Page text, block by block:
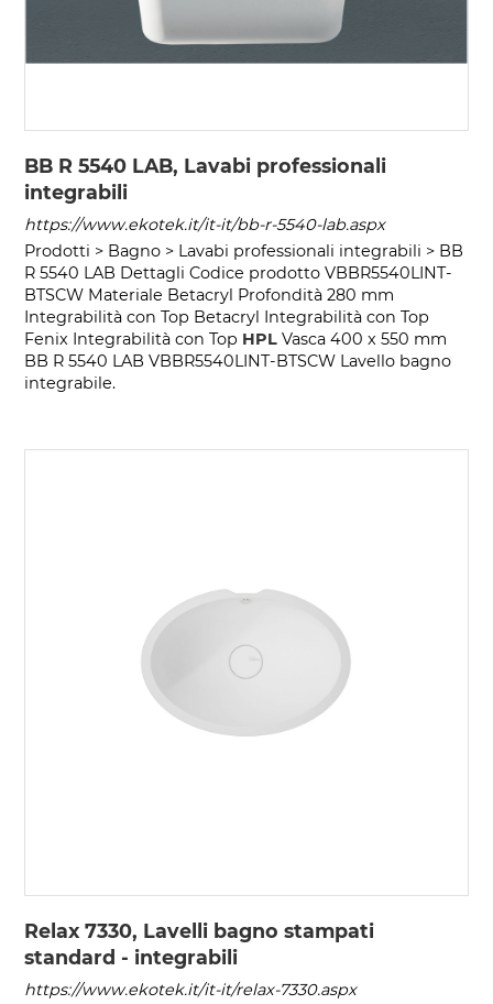
BB R 5540 LAB, Lavabi professionali
integrabili
https://www.ekotek.it/it-it/bb-r-5540-lab.aspx
Prodotti > Bagno > Lavabi professionali integrabili > BB
R 5540 LAB Dettagli Codice prodotto VBBR5540LINT-
BTSCW Materiale Betacryl Profondità 280 mm
Integrabilità con Top Betacryl Integrabilità con Top
Fenix Integrabilità con Top HPL Vasca 400 x 550 mm
BB R 5540 LAB VBBR5540LINT-BTSCW Lavello bagno
integrabile.
Relax 7330, Lavelli bagno stampati
standard - integrabili
https://www.ekotek.it/it-it/relax-7330.aspx